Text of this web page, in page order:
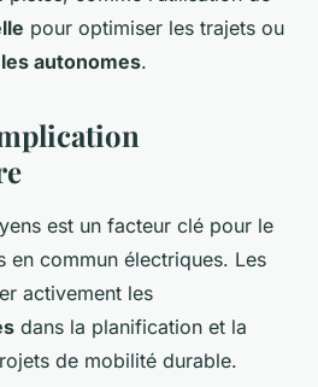
pour optimiser les trajets ou
autonomes.
est un facteur clé pour le
en commun électriques. Les
activement les
dans la planification et la
de mobilité durable.